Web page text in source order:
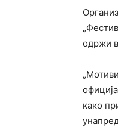
одржи
како